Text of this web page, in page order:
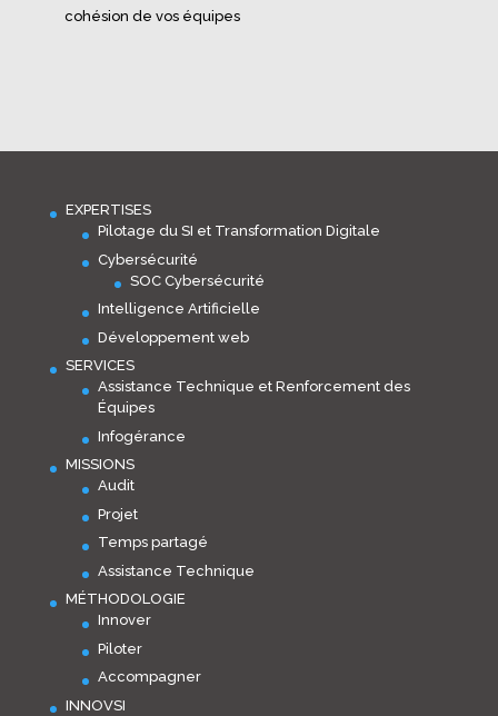
cohésion de vos équipes
EXPERTISES
Pilotage du SI et Transformation Digitale
Cybersécurité
SOC Cybersécurité
Intelligence Artificielle
Développement web
SERVICES
Assistance Technique et Renforcement des
Équipes
Infogérance
MISSIONS
Audit
Projet
Temps partagé
Assistance Technique
MÉTHODOLOGIE
Innover
Piloter
Accompagner
INNOVSI